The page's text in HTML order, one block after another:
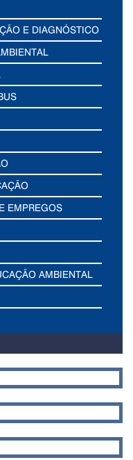
E DIAGNÓSTICO
EMPREGOS
AMBIENTAL